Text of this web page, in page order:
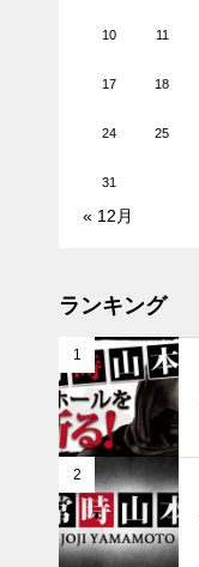
10 11
17 18
24 25
31
« 12月
ランキング
1
2